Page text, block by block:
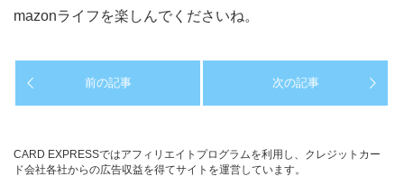
mazonライフを楽しんでくださいね。
前の記事 次の記事
CARD EXPRESSではアフィリエイトプログラムを利用し、クレジットカー
ド会社各社からの広告収益を得てサイトを運営しています。